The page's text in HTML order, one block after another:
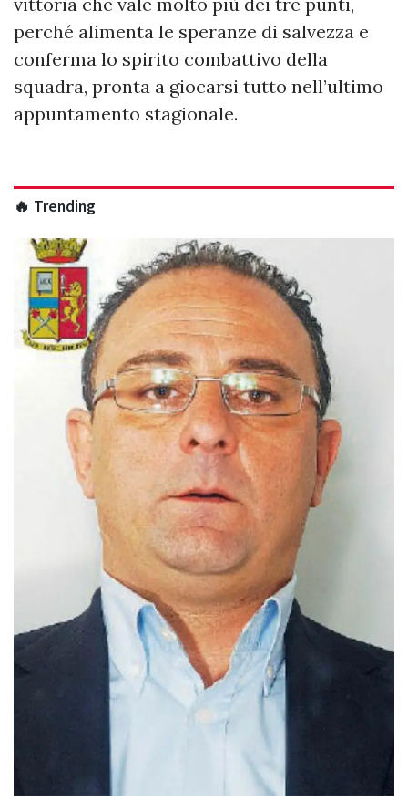
perché alimenta le speranze di salvezza e
conferma lo spirito combattivo della
squadra, pronta a giocarsi tutto nell’ultimo
appuntamento stagionale.
🔥 Trending